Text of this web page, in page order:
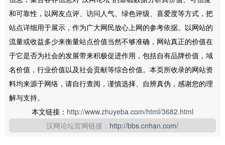
和可靠性，以网友点评、访问人气、绿色评级、喜爱度等方式，把
站点详细用于展示，作为广大网民放心上网的参考依据。以网站的
流量或收益多少来衡量站点价值当然不够准确，网站真正的价值在
于它是否为社会的发展带来积极促进作用，包括自有品牌价值，域
名价值，行业价值以及社会贡献等综合价值。本页所收录的网站资
料均来源于网络，请自行查阅，谨慎选择、自辨真伪，感谢您的理
解与支持。
本文链接： http://www.zhuyeba.com/html/3682.html
汉网论坛官网链接： http://bbs.cnhan.com/